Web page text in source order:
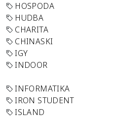
HOSPODA
HUDBA
CHARITA
CHINASKI
IGY
INDOOR
INFORMATIKA
IRON STUDENT
ISLAND